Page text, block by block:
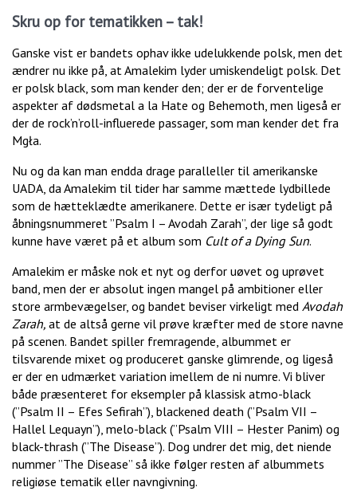
Skru op for tematikken – tak!
Ganske vist er bandets ophav ikke udelukkende polsk, men det
ændrer nu ikke på, at Amalekim lyder umiskendeligt polsk. Det
er polsk black, som man kender den; der er de forventelige
aspekter af dødsmetal a la Hate og Behemoth, men ligeså er
der de rock’n’roll-influerede passager, som man kender det fra
Mgła.
Nu og da kan man endda drage paralleller til amerikanske
UADA, da Amalekim til tider har samme mættede lydbillede
som de hætteklædte amerikanere. Dette er især tydeligt på
åbningsnummeret ”Psalm I – Avodah Zarah”, der lige så godt
kunne have været på et album som Cult of a Dying Sun.
Amalekim er måske nok et nyt og derfor uøvet og uprøvet
band, men der er absolut ingen mangel på ambitioner eller
store armbevægelser, og bandet beviser virkeligt med Avodah
Zarah, at de altså gerne vil prøve kræfter med de store navne
på scenen. Bandet spiller fremragende, albummet er
tilsvarende mixet og produceret ganske glimrende, og ligeså
er der en udmærket variation imellem de ni numre. Vi bliver
både præsenteret for eksempler på klassisk atmo-black
(”Psalm II – Efes Sefirah”), blackened death (”Psalm VII –
Hallel Lequayn”), melo-black (”Psalm VIII – Hester Panim) og
black-thrash (”The Disease”). Dog undrer det mig, det niende
nummer ”The Disease” så ikke følger resten af albummets
religiøse tematik eller navngivning.